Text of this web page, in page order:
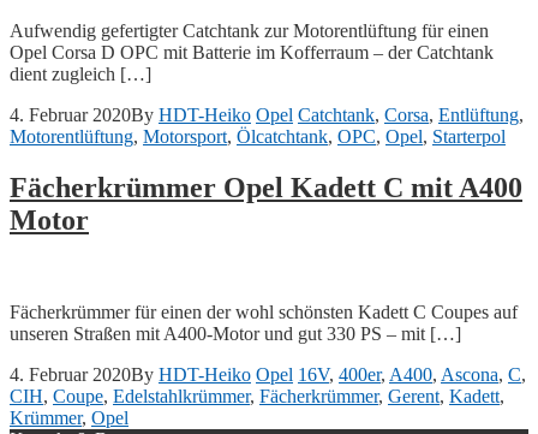
Aufwendig gefertigter Catchtank zur Motorentlüftung für einen
Opel Corsa D OPC mit Batterie im Kofferraum – der Catchtank
dient zugleich […]
4. Februar 2020By HDT-Heiko Opel Catchtank, Corsa, Entlüftung,
Motorentlüftung, Motorsport, Ölcatchtank, OPC, Opel, Starterpol
Fächerkrümmer Opel Kadett C mit A400
Motor
Fächerkrümmer für einen der wohl schönsten Kadett C Coupes auf
unseren Straßen mit A400-Motor und gut 330 PS – mit […]
4. Februar 2020By HDT-Heiko Opel 16V, 400er, A400, Ascona, C,
CIH, Coupe, Edelstahlkrümmer, Fächerkrümmer, Gerent, Kadett,
Krümmer, Opel